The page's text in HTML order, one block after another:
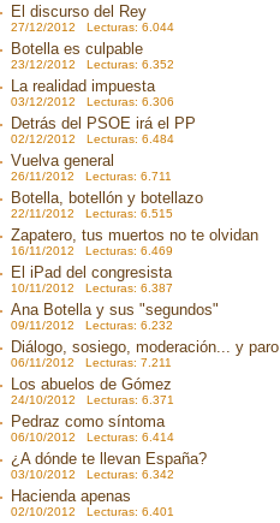
El discurso del Rey
27/12/2012 Lecturas: 6.044
Botella es culpable
23/12/2012 Lecturas: 6.352
La realidad impuesta
03/12/2012 Lecturas: 6.306
Detrás del PSOE irá el PP
02/12/2012 Lecturas: 6.484
Vuelva general
26/11/2012 Lecturas: 6.711
Botella, botellón y botellazo
22/11/2012 Lecturas: 6.515
Zapatero, tus muertos no te olvidan
16/11/2012 Lecturas: 6.469
El iPad del congresista
10/11/2012 Lecturas: 6.387
Ana Botella y sus "segundos"
09/11/2012 Lecturas: 6.232
Diálogo, sosiego, moderación... y paro
06/11/2012 Lecturas: 7.211
Los abuelos de Gómez
24/10/2012 Lecturas: 6.371
Pedraz como síntoma
06/10/2012 Lecturas: 6.414
¿A dónde te llevan España?
03/10/2012 Lecturas: 6.342
Hacienda apenas
02/10/2012 Lecturas: 6.401